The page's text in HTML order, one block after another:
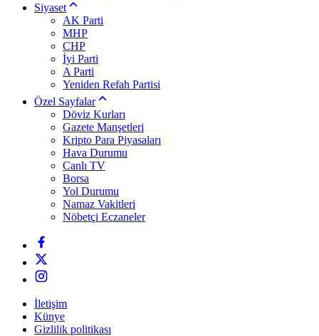
Siyaset
AK Parti
MHP
CHP
İyi Parti
A Parti
Yeniden Refah Partisi
Özel Sayfalar
Döviz Kurları
Gazete Manşetleri
Kripto Para Piyasaları
Hava Durumu
Canlı TV
Borsa
Yol Durumu
Namaz Vakitleri
Nöbetçi Eczaneler
İletişim
Künye
Gizlilik politikası